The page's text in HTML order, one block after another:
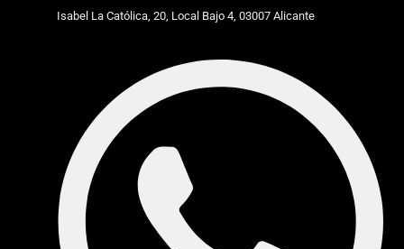
Isabel La Católica, 20, Local Bajo 4, 03007 Alicante